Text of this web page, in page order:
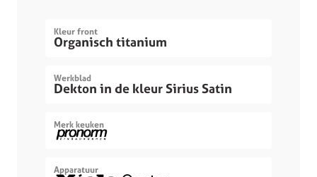
Kleur front
Organisch titanium
Werkblad
Dekton in de kleur Sirius Satin
Merk keuken
Apparatuur